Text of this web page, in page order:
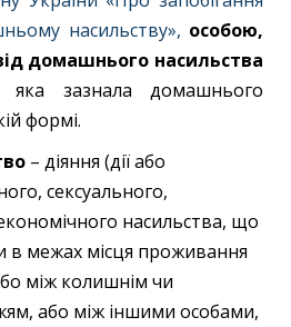
насильству», особою,
домашнього насильства
яка зазнала домашнього
формі.
– діяння (дії або
сексуального,
насильства, що
в межах місця проживання
між колишнім чи
або між іншими особами,